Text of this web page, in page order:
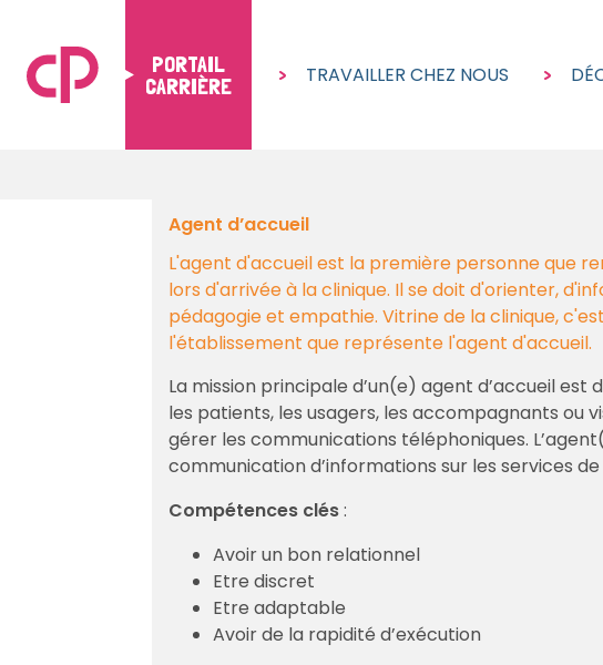
PORTAIL
CARRIÈRE
TRAVAILLER CHEZ NOUS
Agent d’accueil
L'agent d'accueil est la première personne que
lors d'arrivée à la clinique. Il se doit d'orienter,
pédagogie et empathie. Vitrine de la clinique,
l'établissement que représente l'agent d'accueil.
La mission principale d’un(e) agent d’accueil
les patients, les usagers, les accompagnants ou
gérer les communications téléphoniques.
communication d’informations sur les services de
Compétences clés:
Avoir un bon relationnel
Etre discret
Etre adaptable
Avoir de la rapidité d’exécution